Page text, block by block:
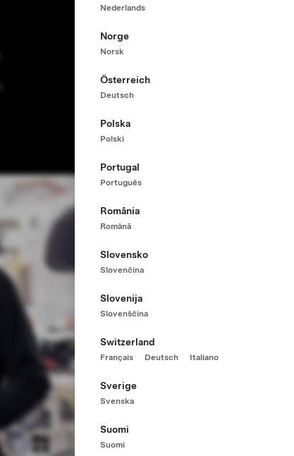
Nederlands
Norge
Norsk
Österreich
Deutsch
Polska
Polski
Portugal
Português
România
Română
Slovensko
Slovenčina
Slovenija
Slovenščina
Switzerland
Français Deutsch Italiano
Sverige
Svenska
Suomi
Suomi